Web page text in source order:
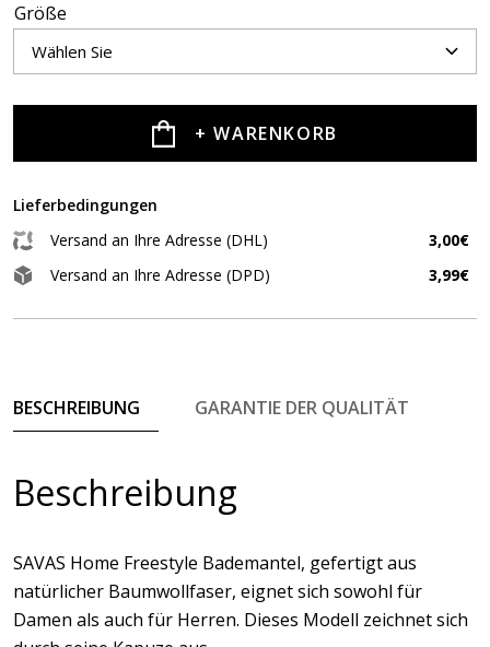
Größe
+ WARENKORB
Lieferbedingungen
Versand an Ihre Adresse (DHL)
3,00€
Versand an Ihre Adresse (DPD)
3,99€
BESCHREIBUNG GARANTIE DER QUALITÄT
Beschreibung
SAVAS Home Freestyle Bademantel, gefertigt aus
natürlicher Baumwollfaser, eignet sich sowohl für
Damen als auch für Herren. Dieses Modell zeichnet sich